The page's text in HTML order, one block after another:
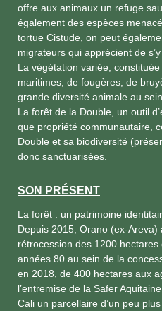
offre aux animaux un refuge
également des espèces
tortue Cistude, on peut
migrateurs qui apprécient de
La végétation variée,
maritimes, de fougères, de
grande diversité animale au
La forêt de la Double, un outil
que propriété communautaire,
Double et sa biodiversité
donc sanctuarisées.
SON PRÉSENT
La forêt : un patrimoine
Depuis 2015, Orano (ex-
rétrocession des 1200
années 80 au sein de la
en 2018, de 400 hectares aux
l’entremise de la Safer
Cali un parcellaire d’un peu